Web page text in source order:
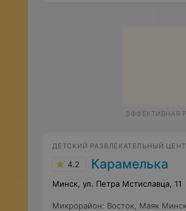
ЭФФЕКТИВНАЯ
ДЕТСКИЙ РАЗВЛЕКАТЕЛЬНЫЙ
4.2 Карамелька
Минск, ул. Петра Мстиславца, 11
Микрорайон: Восток Маяк